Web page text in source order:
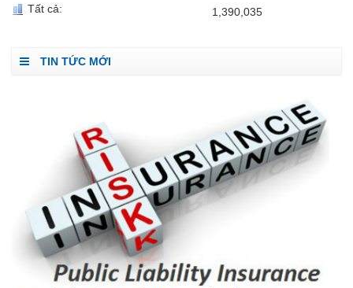
Tất cả:
1,390,035
TIN TỨC MỚI